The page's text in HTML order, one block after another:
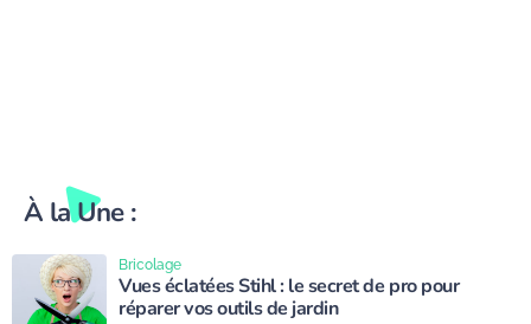
À la Une :
Vues éclatées Stihl : le secret de pro pour
réparer vos outils de jardin
Bricolage